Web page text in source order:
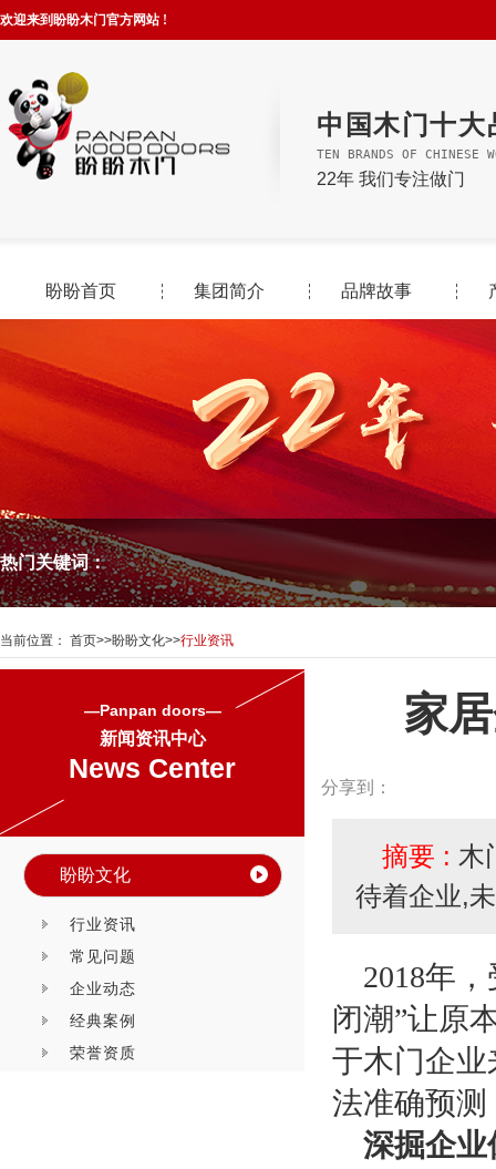
欢迎来到盼盼木门官方网站 !
中国木门十大
TEN BRANDS OF CHINESE
22年 我们专注做门
盼盼首页 集团简介 品牌故事
热门关键词：
当前位置： 首页>>盼盼文化>>行业资讯
—Panpan doors—
新闻资讯中心
News Center
盼盼文化
行业资讯
常见问题
企业动态
经典案例
荣誉资质
家
分享到：
摘要 : 木
待着企业,
2018年，
闭潮”让原
于木门企业
法准确预
深掘企业